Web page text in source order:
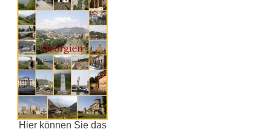
Hier können Sie das